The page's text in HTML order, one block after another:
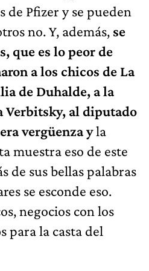
Pfizer y se pueden
no. Y, además, se
que es lo peor de
a los chicos de La
de Duhalde, a la
Verbitsky, al diputado
vergüenza yla
muestra eso de este
de sus bellas palabras
se esconde eso.
negocios con los
para la casta del